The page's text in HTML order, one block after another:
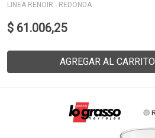
LINEA RENOIR - REDONDA
$ 61.006,25
AGREGAR AL CARRITO